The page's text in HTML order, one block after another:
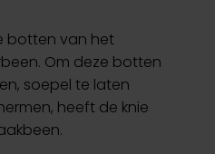
botten van het
Om deze botten
soepel te laten
heeft de knie